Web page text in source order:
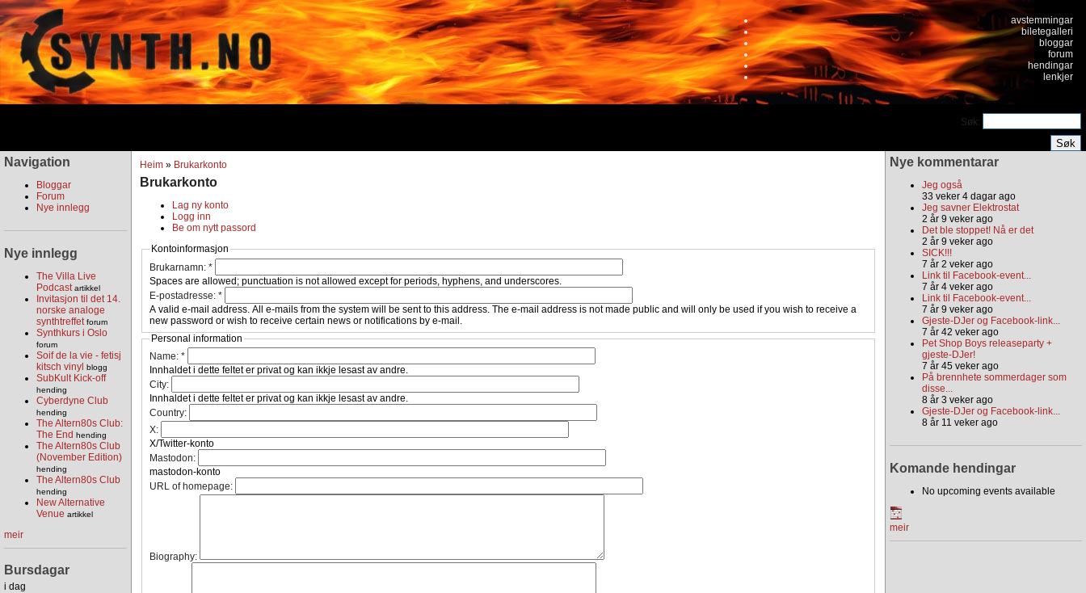
avstemmingar
biletegalleri
bloggar
forum
hendingar
lenkjer
Søk:
Navigation
Bloggar
Forum
Nye innlegg
Nye innlegg
The Villa Live
Podcastartikkel
Invitasjon til det 14.
norske analoge
synthtreffet forum
Synthkurs i Oslo
forum
Soif de la vie - fetisj
kitsch vinyl blogg
SubKult Kick-off
hending
Cyberdyne Club
hending
The Altern80s Club:
The End hending
The Altern80s Club
(November Edition)
hending
The Altern80s Club
hending
New Alternative
Venue artikkel
meir
Bursdagar
i dag
Heim » Brukarkonto
Brukarkonto
Lag ny konto
Logg inn
Be om nytt passord
Kontoinformasjon
Brukarnamn:*
Spaces are allowed; punctuation is not allowed except for periods, hyphens, and underscores.
E-postadresse:*
A valid e-mail address. All e-mails from the system will be sent to this address. The e-mail address is not made public and will only be used if you wish to receive a
new password or wish to receive certain news or notifications by e-mail.
Personal information
Name:*
Innhaldet i dette feltet er privat og kan ikkje lesast av andre.
City:
Innhaldet i dette feltet er privat og kan ikkje lesast av andre.
Country:
X:
X/Twitter-konto
Mastodon:
mastodon-konto
URL of homepage:
Biography:
Nye kommentarar
Jeg også
33 veker 4 dagar ago
Jeg savner Elektrostat
2 år 9 veker ago
Det ble stoppet! Nå er det
2 år 9 veker ago
SICK!!!
7 år 2 veker ago
Link til Facebook-event...
7 år 4 veker ago
Link til Facebook-event...
7 år 9 veker ago
Gjeste-DJer og Facebook-link...
7 år 42 veker ago
Pet Shop Boys releaseparty +
gjeste-DJer!
7 år 45 veker ago
På brennhete sommerdager som
disse...
8 år 3 veker ago
Gjeste-DJer og Facebook-link...
8 år 11 veker ago
Komande hendingar
No upcoming events available
meir